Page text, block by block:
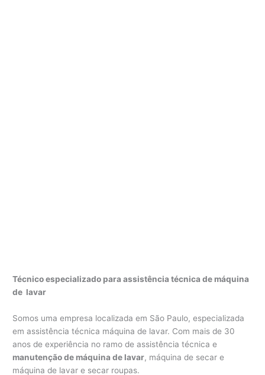
Técnico especializado para assistência técnica de máquina
de lavar
Somos uma empresa localizada em São Paulo, especializada
em assistência técnica máquina de lavar. Com mais de 30
anos de experiência no ramo de assistência técnica e
manutenção de máquina de lavar, máquina de secar e
máquina de lavar e secar roupas.